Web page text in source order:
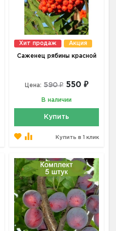
Хит продаж Акция
Саженец рябины красной
Цена: 590 ₽ 550 ₽
В наличии
Купить
Купить в 1 клик